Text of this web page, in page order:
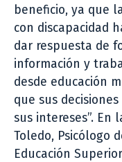
beneficio, ya que
con discapacidad
dar respuesta de
información y
desde educación
que sus
sus intereses”. En
Toledo, Psicólogo
Educación